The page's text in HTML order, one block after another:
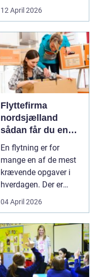
vej til lavere
varmeregnin...
12 April 2026
Flyttefirma
nordsjælland
sådan får du en
tryg og effektiv
flytning
En flytning er for
mange en af de mest
krævende opgaver i
hverdagen. Der er
meget at holde styr på,
04 April 2026